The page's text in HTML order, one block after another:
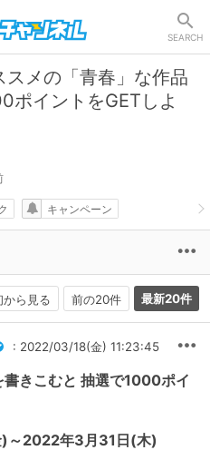
SEARCH
スメの「青春」な作品
ポイントをGETしよ
キャンペーン
から見る 前の20件 最新20件
: 2022/03/18(金) 11:23:45
きこむと 抽選で1000ポイ
～2022年3月31日(木)